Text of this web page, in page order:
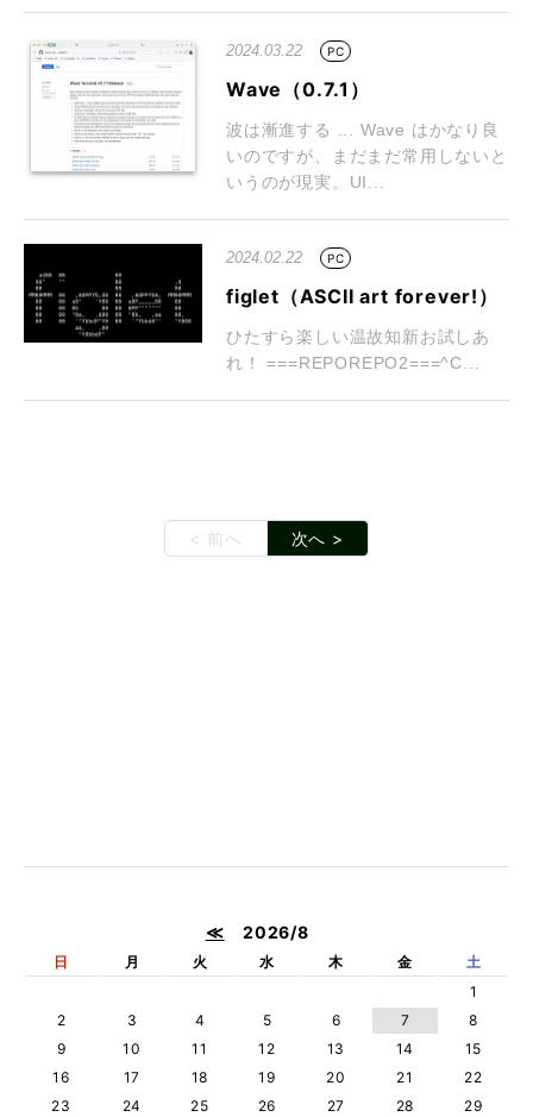
2024.03.22 PC
Wave（0.7.1）
波は漸進する ... Wave はかなり良
いのですが、まだまだ常用しないと
いうのが現実。UI...
2024.02.22 PC
figlet（ASCII art forever!）
ひたすら楽しい温故知新お試しあ
れ！ ===REPOREPO2===^C...
< 前へ 次へ >
≪ 2026/8
日 月 火 水 木 金
土
1
2
3 4 5 6 7
8
9
10 11 12 13 14
15
16
17 18 19 20 21
22
23
24 25 26 27 28
29